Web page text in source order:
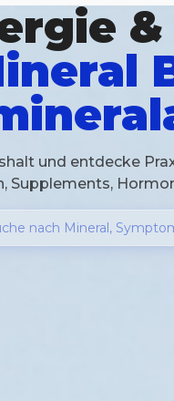
und entdecke
Supplements,